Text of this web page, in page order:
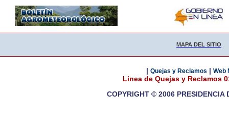
MAPA DEL SITIO
| Quejas y Reclamos | Web
Linea de Quejas y Reclamos
COPYRIGHT © 2006 PRESIDENCIA